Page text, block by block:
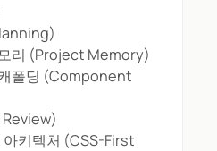
리 (Project Memory)
폴딩 (Component
Review)
키텍처 (CSS-First